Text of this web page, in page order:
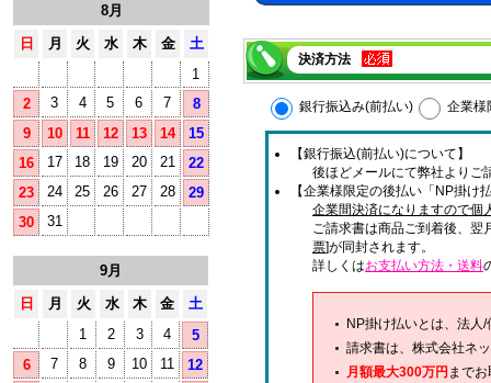
8月
日
月 火 水 木 金
土
1
2
3 4 5 6 7
8
9
10 11 12 13 14
15
16
17 18 19 20 21
22
23
24 25 26 27 28
29
30
31
9月
日
月 火 水 木 金
土
1
2 3 4
5
6
7 8 9 10 11
12
決済方法
銀行振込み(前払い) 企業様
【銀行振込(前払い)について】
後ほどメールにて弊社よりご
【企業様限定の後払い「NP掛け
企業間決済になりますので個
ご請求書は商品ご到着後、翌
票]が同封されます。
詳しくはお支払い方法・送料
NP掛け払いとは、法人
請求書は、株式会社ネ
月額最大300万円 まで